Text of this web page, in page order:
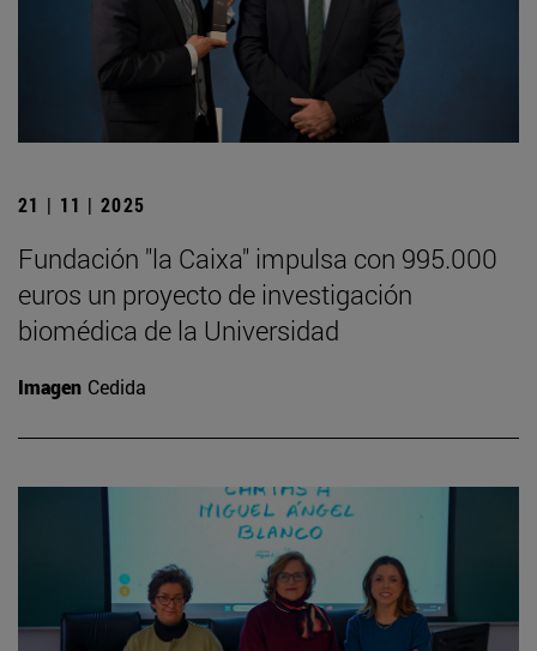
21 | 11 | 2025
Fundación "la Caixa" impulsa con 995.000
euros un proyecto de investigación
biomédica de la Universidad
Imagen Cedida